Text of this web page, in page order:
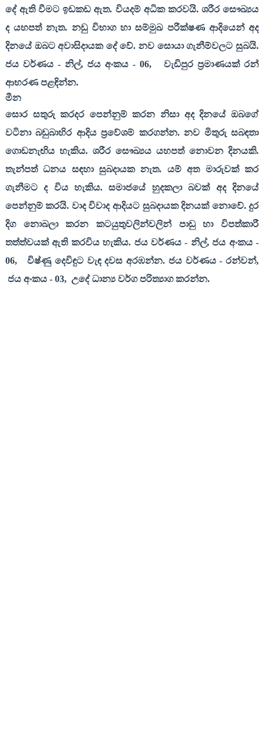
දේ ඇති වීමට ඉඩකඩ ඇත. වියදම් අධික කරවයි. ශරීර සෞඛ්‍යය
ද යහපත් නැත. නඩු විභාග හා සම්මුඛ පරීක්ෂණ ආදියෙන් අද
දිනයේ ඔබට අවාසිදායක දේ වේ. නව සොයා ගැනීම්වලට සුබයි.
ජය වර්ණය - නිල්, ජය අංකය - 06,
වැඩිපුර ප්‍රමාණයක් රන්
ආභරණ පළඳින්න.
මීන
සොර සතුරු කරදර පෙන්නුම් කරන නිසා අද දිනයේ ඔබගේ
වටිනා බඩුබාහිර ආදිය ප්‍රවේශම් කරගන්න. නව මිතුරු සබඳතා
ගොඩනැඟිය හැකිය. ශරීර සෞඛ්‍යය යහපත් නොවන දිනයකි.
තැන්පත් ධනය සඳහා සුබදායක නැත. යම් අත මාරුවක් කර
ගැනීමට ද විය හැකිය. සමාජයේ හුදකලා බවක් අද දිනයේ
පෙන්නුම් කරයි. වාද විවාද ආදියට සුබදායක දිනයක් නොවේ. දුර
දිග නොබලා කරන කටයුතුවලින්වලින් පාඩු හා විපත්කාරී
තත්ත්වයක් ඇති කරවිය හැකිය. ජය වර්ණය - නිල්,ජය අංකය -
06,
විෂ්ණු දෙවිඳුට වැඳ දවස අරඹන්න. ජය වර්ණය- රන්වන්,
ජය අංකය - 03, උදේ ධාන්‍ය වර්ග පරිත්‍යාග කරන්න.